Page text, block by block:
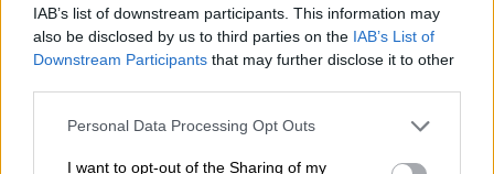
IAB’s list of downstream participants. This information may
also be disclosed by us to third parties on the IAB’s List of
Downstream Participants that may further disclose it to other
Personal Data Processing Opt Outs
I want to opt-out of the Sharing of my
Suelta y confía
Por María Comesaña
Votantes y votados